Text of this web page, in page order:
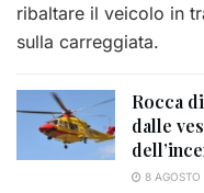
ribaltare il veicolo in
sulla carreggiata.
Rocca
dalle
8